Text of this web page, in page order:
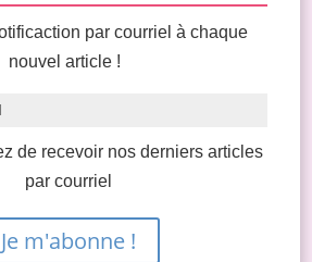
par courriel à chaque
nouvel article !
de recevoir nos derniers articles
par courriel